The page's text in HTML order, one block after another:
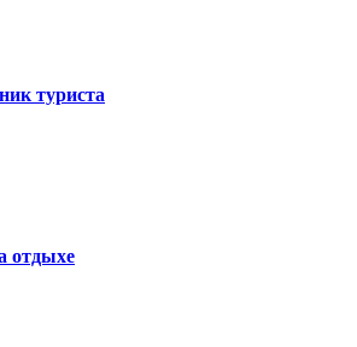
туриста
отдыхе